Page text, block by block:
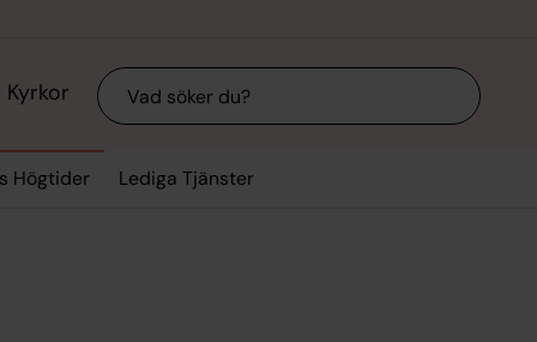
Kyrkor Sök
Högtider Lediga Tjänster